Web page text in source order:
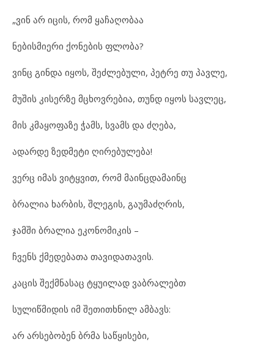
„ვინ არ იცის, რომ ყაჩაღობაა
ნებისმიერი ქონების ფლობა?
ვინც გინდა იყოს, შეძლებული, პეტრე თუ პავლე,
მუშის კისერზე მცხოვრებია, თუნდ იყოს სავლეც,
მის კმაყოფაზე ჭამს, სვამს და ძღება,
ადარდე ზედმეტი ღირებულება!
ვერც იმას ვიტყვით, რომ მაინცდამაინც
ბრალია ხარბის, შლეგის, გაუმაძღრის,
ჯამში ბრალია ეკონომიკის –
ჩვენს ქმედებათა თავიდათავის.
კაცის შექმნასაც ტყუილად ვაბრალებთ
სულიწმიდის იმ შეთითხნილ ამბავს:
არ არსებობენ ბრმა საწყისები,